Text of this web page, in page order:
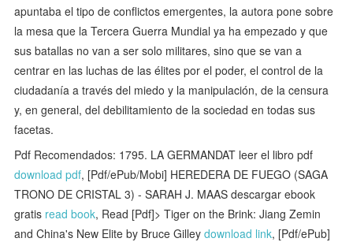
apuntaba el tipo de conflictos emergentes, la autora pone sobre
la mesa que la Tercera Guerra Mundial ya ha empezado y que
sus batallas no van a ser solo militares, sino que se van a
centrar en las luchas de las élites por el poder, el control de la
ciudadanía a través del miedo y la manipulación, de la censura
y, en general, del debilitamiento de la sociedad en todas sus
facetas.
Pdf Recomendados: 1795. LA GERMANDAT leer el libro pdf
download pdf, [Pdf/ePub/Mobi] HEREDERA DE FUEGO (SAGA
TRONO DE CRISTAL 3) - SARAH J. MAAS descargar ebook
gratis read book, Read [Pdf]> Tiger on the Brink: Jiang Zemin
and China's New Elite by Bruce Gilleydownload link, [Pdf/ePub]